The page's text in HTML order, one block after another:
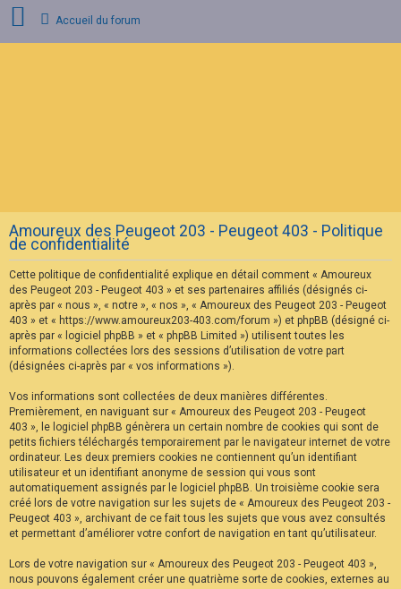
I
n
s
c
r
i
p
t
i
o
n
F
A
Q
Accueil du forum
Amoureux des Peugeot 203 - Peugeot 403 - Politique
de confidentialité
Cette politique de confidentialité explique en détail comment « Amoureux
des Peugeot 203 - Peugeot 403 » et ses partenaires affiliés (désignés ci-
après par « nous », « notre », « nos », « Amoureux des Peugeot 203 - Peugeot
403 » et « https://www.amoureux203-403.com/forum ») et phpBB (désigné ci-
après par « logiciel phpBB » et « phpBB Limited ») utilisent toutes les
informations collectées lors des sessions d’utilisation de votre part
(désignées ci-après par « vos informations »).
Vos informations sont collectées de deux manières différentes.
Premièrement, en naviguant sur « Amoureux des Peugeot 203 - Peugeot
403 », le logiciel phpBB génèrera un certain nombre de cookies qui sont de
petits fichiers téléchargés temporairement par le navigateur internet de votre
ordinateur. Les deux premiers cookies ne contiennent qu’un identifiant
utilisateur et un identifiant anonyme de session qui vous sont
automatiquement assignés par le logiciel phpBB. Un troisième cookie sera
créé lors de votre navigation sur les sujets de « Amoureux des Peugeot 203 -
Peugeot 403 », archivant de ce fait tous les sujets que vous avez consultés
et permettant d’améliorer votre confort de navigation en tant qu’utilisateur.
Lors de votre navigation sur « Amoureux des Peugeot 203 - Peugeot 403 »,
nous pouvons également créer une quatrième sorte de cookies, externes au